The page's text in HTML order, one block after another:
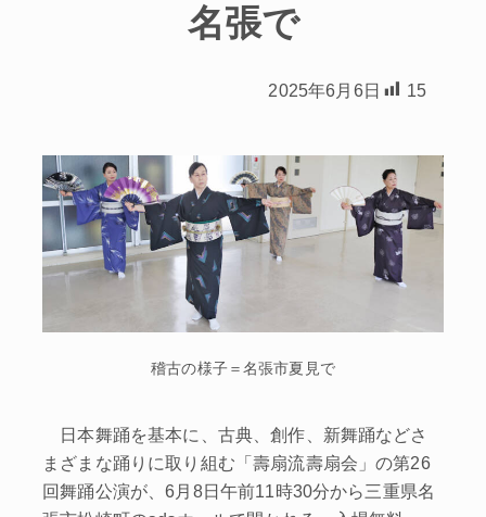
名張で
2025年6月6日 15
稽古の様子＝名張市夏見で
日本舞踊を基本に、古典、創作、新舞踊などさ
まざまな踊りに取り組む「壽扇流壽扇会」の第26
回舞踊公演が、6月8日午前11時30分から三重県名